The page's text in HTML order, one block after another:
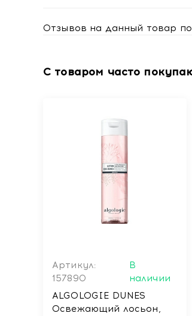
Отзывов на данный товар
С товаром часто
Артикул:
157890
В
наличии
ALGOLOGIE DUNES
Освежающий лосьон,